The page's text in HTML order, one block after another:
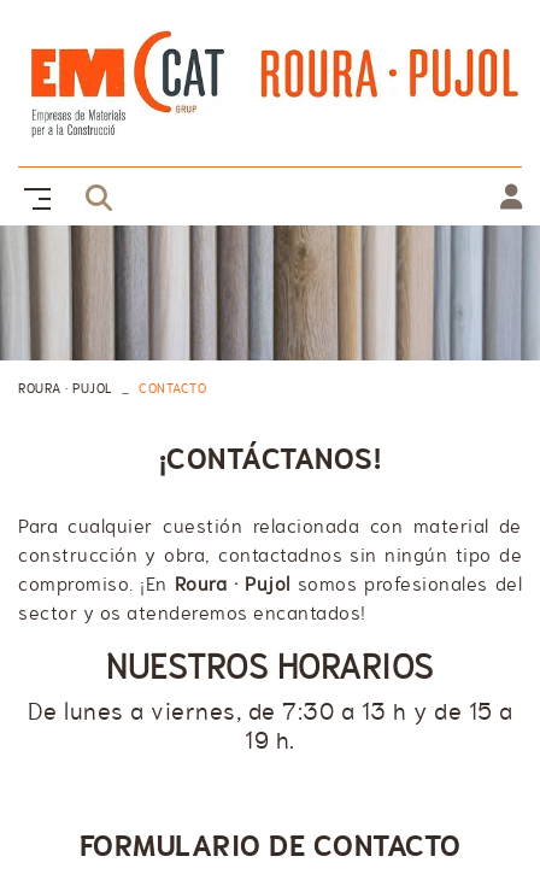
ROURA · PUJOL CONTACTO
¡CONTÁCTANOS!
Para cualquier cuestión relacionada con material de
construcción y obra, contactadnos sin ningún tipo de
compromiso. ¡En Roura · Pujol somos profesionales del
sector y os atenderemos encantados!
NUESTROS HORARIOS
De lunes a viernes, de 7:30 a 13 h y de 15 a
19 h.
FORMULARIO DE CONTACTO